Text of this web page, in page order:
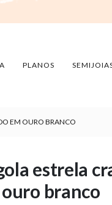
PLANOS
EM OURO BRANCO
estrela
branco